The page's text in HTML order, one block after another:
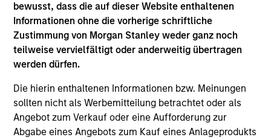
bewusst, dass die auf dieser Website enthaltenen
Informationen ohne die vorherige schriftliche
Zustimmung von Morgan Stanley weder ganz noch
teilweise vervielfältigt oder anderweitig übertragen
werden dürfen.
Die hierin enthaltenen Informationen bzw. Meinungen
sollten nicht als Werbemitteilung betrachtet oder als
Angebot zum Verkauf oder eine Aufforderung zur
Abgabe eines Angebots zum Kauf eines Anlageprodukts
Morgan Stanley Capital Partners Completes
Investment in Emler Swim School
Oct 21,2022